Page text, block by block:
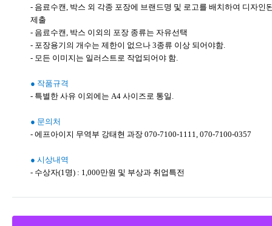
- 음료수캔, 박스 외 각종 포장에 브랜드명 및 로고를 배치하여 디자인
제출
- 음료수캔, 박스 이외의 포장 종류는 자유선택
- 포장용기의 개수는 제한이 없으나 3종류 이상 되어야함.
- 모든 이미지는 일러스트로 작업되어야 함.
● 작품규격
- 특별한 사유 이외에는 A4 사이즈로 통일.
● 문의처
- 에프아이지 무역부 강태현 과장 070-7100-1111, 070-7100-0357
● 시상내역
- 수상자(1명) : 1,000만원 및 부상과 취업특전